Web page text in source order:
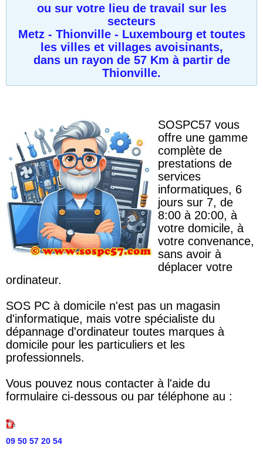
ou sur votre lieu de travail sur les
secteurs
Metz - Thionville - Luxembourg et toutes
les villes et villages avoisinants,
dans un rayon de 57 Km à partir de
Thionville.
SOSPC57 vous
offre une gamme
complète de
prestations de
services
informatiques, 6
jours sur 7, de
8:00 à 20:00, à
votre domicile, à
votre convenance,
sans avoir à
déplacer votre
ordinateur.
SOS PC à domicile n'est pas un magasin
d'informatique, mais votre spécialiste du
dépannage d'ordinateur toutes marques à
domicile pour les particuliers et les
professionnels.
Vous pouvez nous contacter à l'aide du
formulaire ci-dessous ou par téléphone au :
09 50 57 20 54